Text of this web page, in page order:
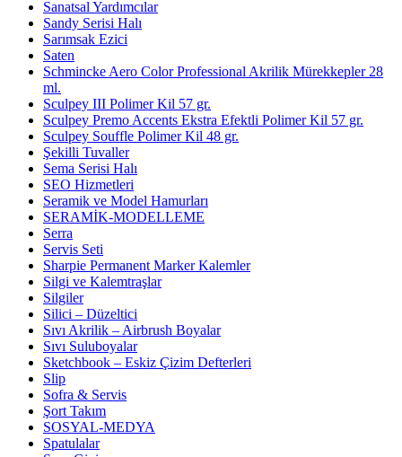
Sanatsal Yardımcılar
Sandy Serisi Halı
Sarımsak Ezici
Saten
Schmincke Aero Color Professional Akrilik Mürekkepler 28
ml.
Sculpey III Polimer Kil 57 gr.
Sculpey Premo Accents Ekstra Efektli Polimer Kil 57 gr.
Sculpey Souffle Polimer Kil 48 gr.
Şekilli Tuvaller
Sema Serisi Halı
SEO Hizmetleri
Seramik ve Model Hamurları
SERAMİK-MODELLEME
Serra
Servis Seti
Sharpie Permanent Marker Kalemler
Silgi ve Kalemtraşlar
Silgiler
Silici – Düzeltici
Sıvı Akrilik – Airbrush Boyalar
Sıvı Suluboyalar
Sketchbook – Eskiz Çizim Defterleri
Slip
Sofra & Servis
Şort Takım
SOSYAL-MEDYA
Spatulalar